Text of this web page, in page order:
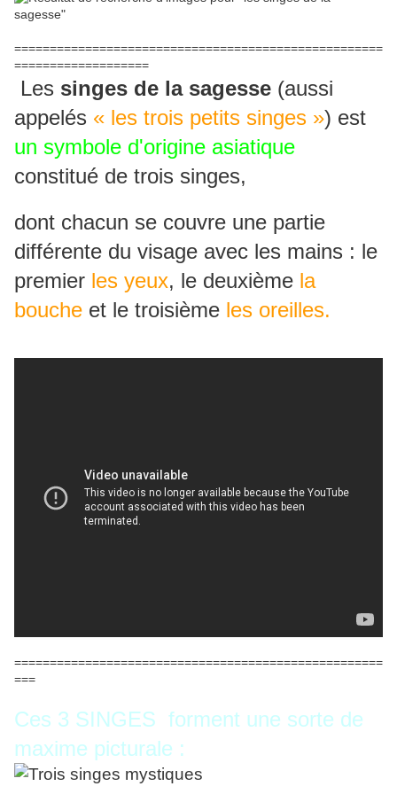
====================================================
===================
Les singes de la sagesse (aussi
appelés « les trois petits singes ») est
un symbole d'origine asiatique
constitué de trois singes,
dont chacun se couvre une partie
différente du visage avec les mains : le
premier les yeux, le deuxième la
bouche et le troisième les oreilles.
====================================================
===
Ces 3 SINGES forment une sorte de
maxime picturale :